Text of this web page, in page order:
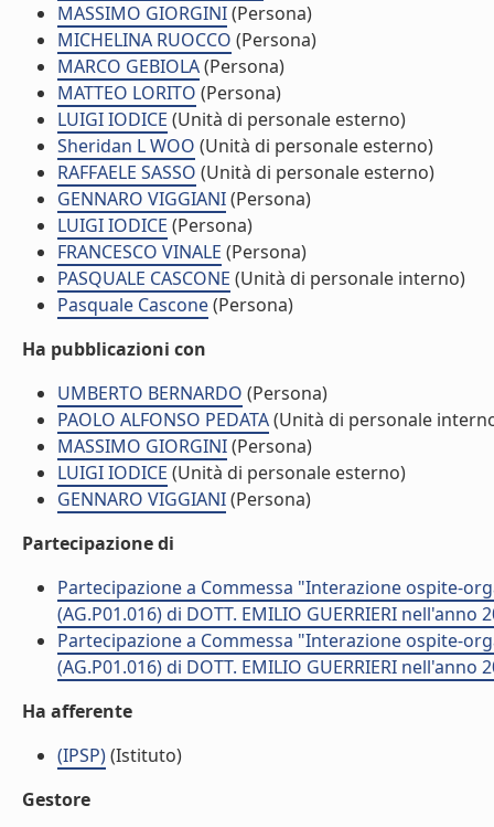
MASSIMO GIORGINI(Persona)
MICHELINA RUOCCO (Persona)
MARCO GEBIOLA(Persona)
MATTEO LORITO (Persona)
LUIGI IODICE (Unità di personale esterno)
Sheridan L WOO (Unità di personale esterno)
RAFFAELE SASSO (Unità di personale esterno)
GENNARO VIGGIANI(Persona)
LUIGI IODICE (Persona)
FRANCESCO VINALE (Persona)
PASQUALE CASCONE (Unità di personale interno)
Pasquale Cascone(Persona)
Ha pubblicazioni con
UMBERTO BERNARDO (Persona)
PAOLO ALFONSO PEDATA(Unità di personale
MASSIMO GIORGINI(Persona)
LUIGI IODICE (Unità di personale esterno)
GENNARO VIGGIANI(Persona)
Partecipazione di
Partecipazione a Commessa "Interazione ospite-
(AG.P01.016) di DOTT. EMILIO GUERRIERI nell'anno
Partecipazione a Commessa "Interazione ospite-
(AG.P01.016) di DOTT. EMILIO GUERRIERI nell'anno
Ha afferente
(IPSP)(Istituto)
Gestore